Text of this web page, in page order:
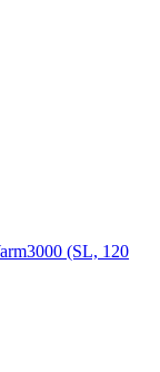
(SL, 120